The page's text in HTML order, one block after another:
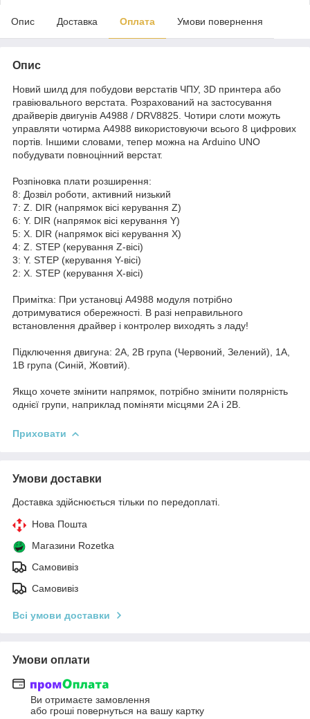
Опис Доставка Оплата Умови повернення
Опис
Новий шилд для побудови верстатів ЧПУ, 3D принтера або
гравіювального верстата. Розрахований на застосування
драйверів двигунів A4988 / DRV8825. Чотири слоти можуть
управляти чотирма A4988 використовуючи всього 8 цифрових
портів. Іншими словами, тепер можна на Arduino UNO
побудувати повноцінний верстат.
Розпіновка плати розширення:
8: Дозвіл роботи, активний низький
7: Z. DIR (напрямок вісі керування Z)
6: Y. DIR (напрямок вісі керування Y)
5: X. DIR (напрямок вісі керування X)
4: Z. STEP (керування Z-вісі)
3: Y. STEP (керування Y-вісі)
2: X. STEP (керування X-вісі)
Примітка: При установці A4988 модуля потрібно
дотримуватися обережності. В разі неправильного
встановлення драйвер і контролер виходять з ладу!
Підключення двигуна: 2А, 2B група (Червоний, Зелений), 1A,
1B група (Синій, Жовтий).
Якщо хочете змінити напрямок, потрібно змінити полярність
однієї групи, наприклад поміняти місцями 2А і 2B.
Приховати
Умови доставки
Доставка здійснюється тільки по передоплаті.
Нова Пошта
Магазини Rozetka
Самовивіз
Самовивіз
Всі умови доставки
Умови оплати
Ви отримаєте замовлення
або гроші повернуться на вашу картку